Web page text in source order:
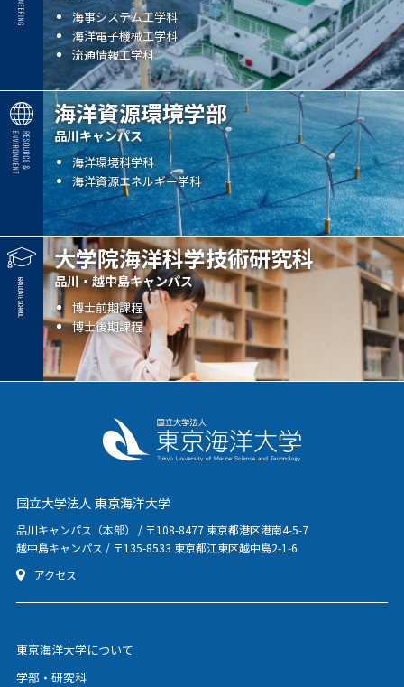
海事システム工学科
海洋電子機械工学科
流通情報工学科
海洋資源環境学部
品川キャンパス
海洋環境科学科
海洋資源エネルギー学科
大学院海洋科学技術研究科
品川・越中島キャンパス
博士前期課程
博士後期課程
国立大学法人 東京海洋大学
品川キャンパス（本部） / 〒108-8477 東京都港区港南4-5-7
越中島キャンパス / 〒135-8533 東京都江東区越中島2-1-6
アクセス
東京海洋大学について
学部・研究科